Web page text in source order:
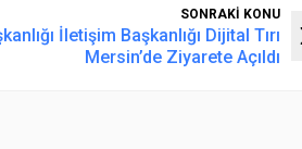
SONRAKİ KONU
İletişim Başkanlığı Dijital Tırı
Mersin’de Ziyarete Açıldı